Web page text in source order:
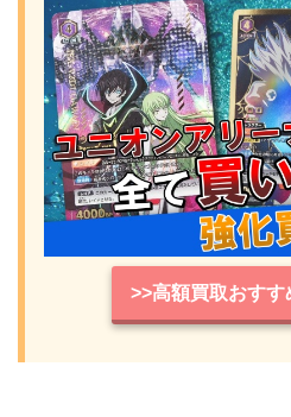
>>高額買取おすす